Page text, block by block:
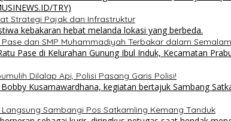
Strategi Pajak dan Infrastruktur
dan SMP Muhammadiyah Terbakar dalam Semalam
Dilalap Api, Polisi Pasang Garis Polisi!
Sambangi Pos Satkamling Kemang Tanduk